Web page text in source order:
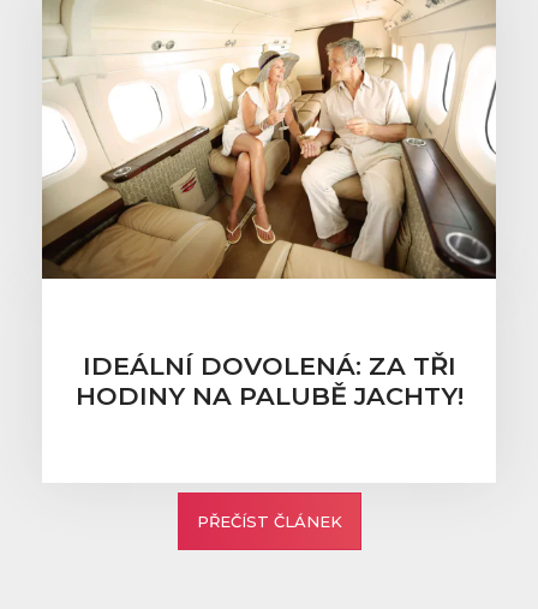
IDEÁLNÍ DOVOLENÁ: ZA TŘI
HODINY NA PALUBĚ JACHTY!
PŘEČÍST ČLÁNEK